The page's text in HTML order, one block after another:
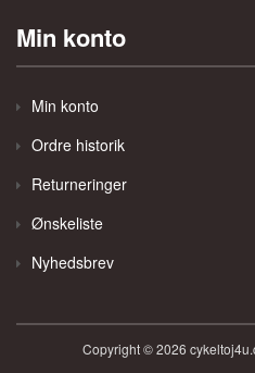
Min konto
Min konto
Ordre historik
Returneringer
Ønskeliste
Nyhedsbrev
Copyright © 2026